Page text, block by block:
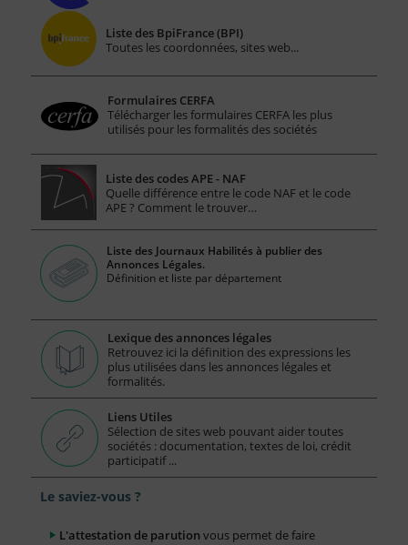
Liste des BpiFrance (BPI)
Toutes les coordonnées, sites web...
Formulaires CERFA
Télécharger les formulaires CERFA les plus
utilisés pour les formalités des sociétés
Liste des codes APE - NAF
Quelle différence entre le code NAF et le code
APE ? Comment le trouver…
Liste des Journaux Habilités à publier des
Annonces Légales.
Définition et liste par département
Lexique des annonces légales
Retrouvez ici la définition des expressions les
plus utilisées dans les annonces légales et
formalités.
Liens Utiles
Sélection de sites web pouvant aider toutes
sociétés : documentation, textes de loi, crédit
participatif ...
Le saviez-vous ?
L'attestation de parution vous permet de faire